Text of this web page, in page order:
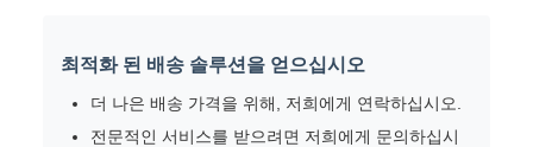
최적화 된 배송 솔루션을 얻으십시오
더 나은 배송 가격을 위해, 저희에게 연락하십시오.
전문적인 서비스를 받으려면 저희에게 문의하십시